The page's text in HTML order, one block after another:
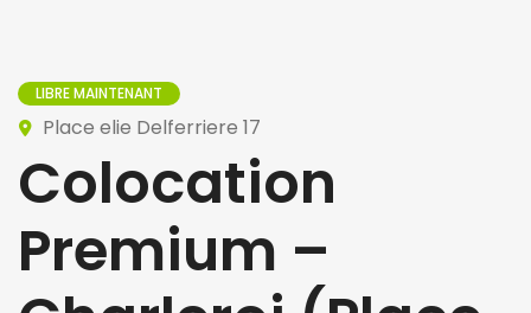
LIBRE MAINTENANT
Place elie Delferriere 17
Colocation
Premium –